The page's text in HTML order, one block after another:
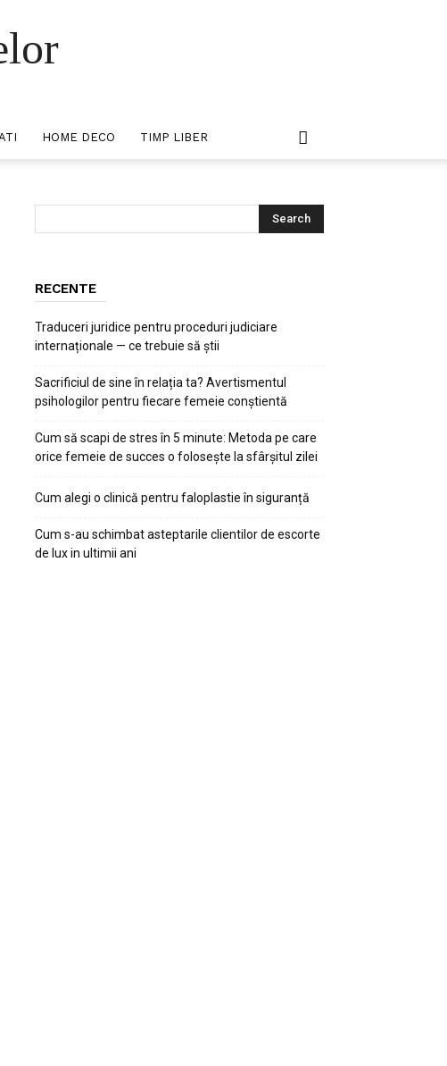
HOME DECO TIMP LIBER
RECENTE
Traduceri juridice pentru proceduri judiciare
internaționale — ce trebuie să știi
Sacrificiul de sine în relația ta? Avertismentul
psihologilor pentru fiecare femeie conștientă
Cum să scapi de stres în 5 minute: Metoda pe care
orice femeie de succes o folosește la sfârșitul zilei
Cum alegi o clinică pentru faloplastie în siguranță
Cum s-au schimbat asteptarile clientilor de escorte
de lux in ultimii ani